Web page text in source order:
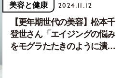
美容と健康 2024.11.12
【更年期世代の美容】松本千
登世さん「エイジングの悩み
をモグラたたきのように潰し